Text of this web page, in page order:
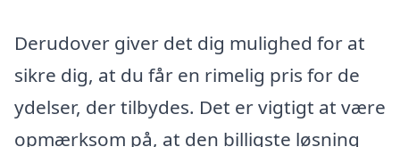
Derudover giver det dig mulighed for at
sikre dig, at du får en rimelig pris for de
ydelser, der tilbydes. Det er vigtigt at være
opmærksom på, at den billigste løsning